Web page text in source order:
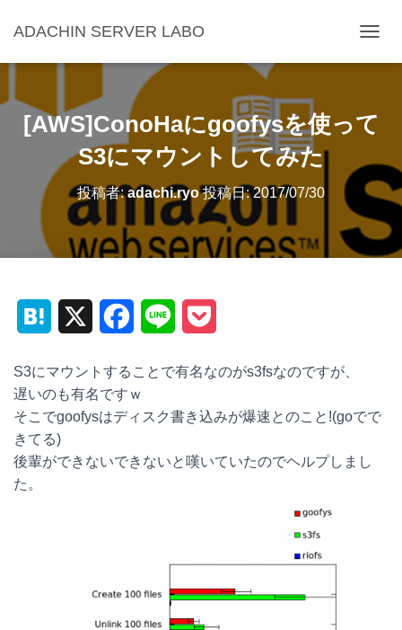
ADACHIN SERVER LABO
ビ
シ
ョ
を
切
り
替
[AWS]ConoHaにgoofysを使って
S3にマウントしてみた
投稿者:adachi.ryo投稿日:2017/07/30
e
n
e
b
e k
S3にマウントすることで有名なのがs3fsなのですが、
遅いのも有名ですｗ
そこでgoofysはディスク書き込みが爆速とのこと!(goでで
きてる)
後輩ができないできないと嘆いていたのでヘルプしまし
た。